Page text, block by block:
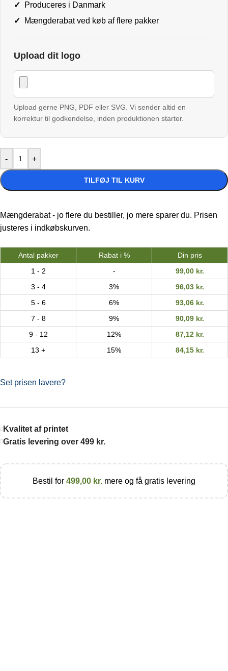
✓
Produceres i Danmark
✓
Mængderabat ved køb af flere pakker
Upload dit logo
Upload gerne PNG, PDF eller SVG. Vi sender altid en
korrektur til godkendelse, inden produktionen starter.
- +
TILFØJ TIL KURV
Mængderabat - jo flere du bestiller, jo mere sparer du. Prisen
justeres i indkøbskurven.
Antal pakker Rabat i %
Din pris
1 - 2
- 99,00 kr.
3 - 4
3% 96,03 kr.
5 - 6
6% 93,06 kr.
7 - 8
9% 90,09 kr.
9 - 12
12% 87,12 kr.
13 +
15% 84,15 kr.
Set prisen lavere?
Kvalitet af printet
Gratis levering over 499 kr.
Bestil for 499,00 kr. mere og få gratis levering